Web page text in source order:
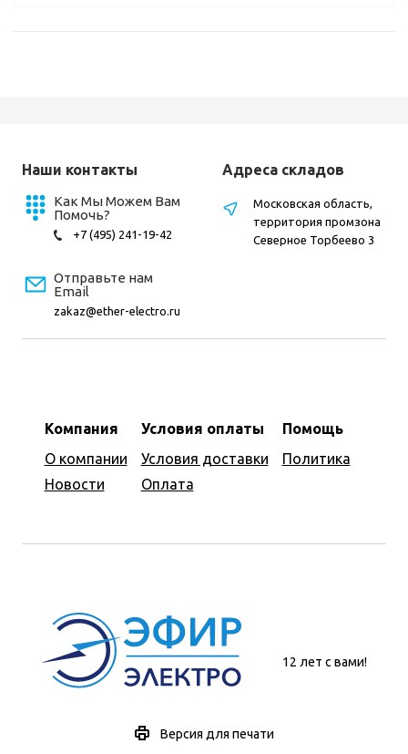
Наши контакты
Как Мы Можем Вам
Помочь?
+7 (495) 241-19-42
Отправьте нам
Email
zakaz@ether-electro.ru
Компания
О компании
Новости
Условия оплаты
Условия доставки
Оплата
Помощь
Политика
Адреса складов
Московская область,
территория промзона
Северное Торбеево 3
12 лет с вами!
Версия для печати